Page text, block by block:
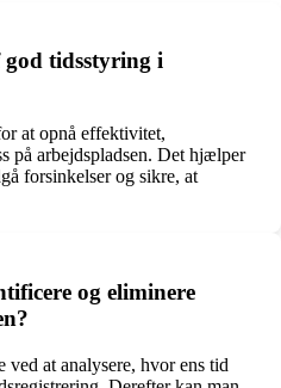
tidsstyring i
at opnå effektivitet,
på arbejdspladsen. Det hjælper
forsinkelser og sikre, at
og eliminere
at analysere, hvor ens tid